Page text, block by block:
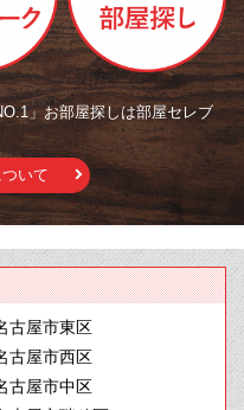
」お部屋探しは部屋セレブ
いて
古屋市東区
古屋市西区
古屋市中区